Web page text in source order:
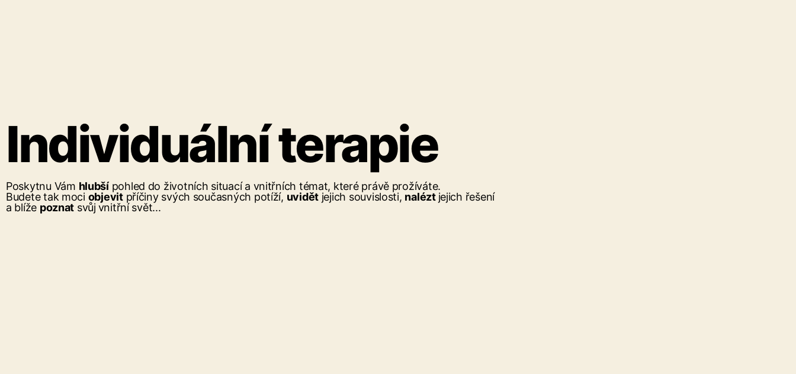
Individuální terapie
Poskytnu Vám hlubšípohled do životních situací a vnitřních témat, které právě prožíváte.
Budete tak moci objevitpříčiny svých současných potíží, uvidět jejich souvislosti, nalézt jejich řešení
a blíže poznat svůj vnitřní svět...